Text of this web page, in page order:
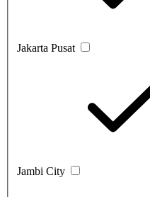
Jakarta Pusat
Jambi City